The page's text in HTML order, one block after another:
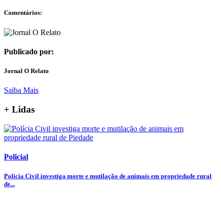
Comentários:
Publicado por:
Jornal O Relato
Saiba Mais
+ Lidas
Policial
Polícia Civil investiga morte e mutilação de animais em propriedade rural
de...